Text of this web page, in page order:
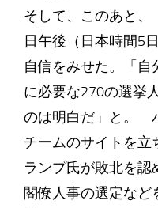
そして、このあと、
日午後（日本時間5
自信をみせた。「
に必要な270の選挙
のは明白だ」と。
チームのサイトを立
ランプ氏が敗北を
閣僚人事の選定な